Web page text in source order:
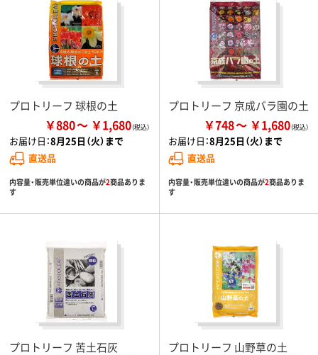
プロトリーフ 球根の土
￥880 ￥1,680
お届け日：8月25日（火）まで
直送品
内容量・販売単位違いの商品が2商品ありま
す
プロトリーフ 京成バラ園の土
￥748 ￥1,680
お届け日：8月25日（火）まで
直送品
内容量・販売単位違いの商品が2商品ありま
す
プロトリーフ 苦土石灰 プロトリーフ 山野草の土